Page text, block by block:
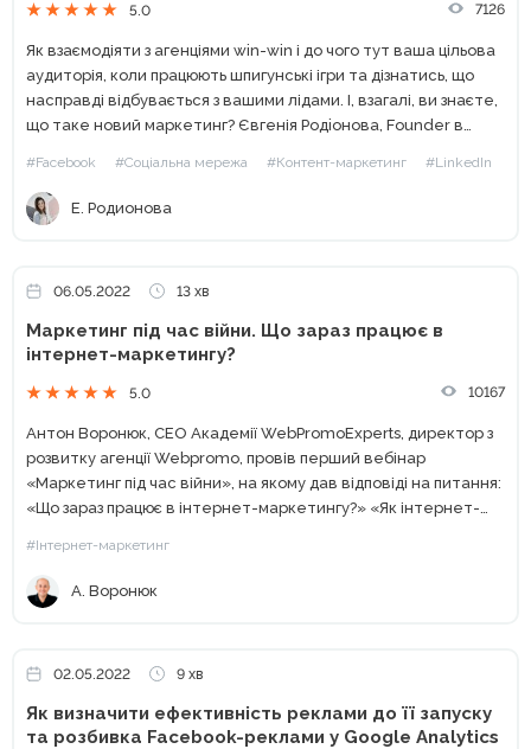
5.0 7126
Як взаємодіяти з агенціями win-win і до чого тут ваша цільова
аудиторія, коли працюють шпигунські ігри та дізнатись, що
насправді відбувається з вашими лідами. І, взагалі, ви знаєте,
що таке новий маркетинг? Євгенія Родiонова, Founder в
#Facebook #Соціальна мережа #Контент-маркетинг #LinkedIn
Е. Родионова
06.05.2022 13 хв
Маркетинг під час війни. Що зараз працює в
інтернет-маркетингу?
5.0 10167
Антон Воронюк, CEO Академії WebPromoExperts, директор з
розвитку агенції Webpromo, провів перший вебінар
«Маркетинг під час війни», на якому дав відповіді на питання:
«Що зараз працює в інтернет-маркетингу?» «Як інтернет-
замовлення: в Україні чи за...
#Інтернет-маркетинг
А. Воронюк
02.05.2022 9 хв
Як визначити ефективність реклами до її запуску
та розбивка Facebook-реклами у Google Analytics